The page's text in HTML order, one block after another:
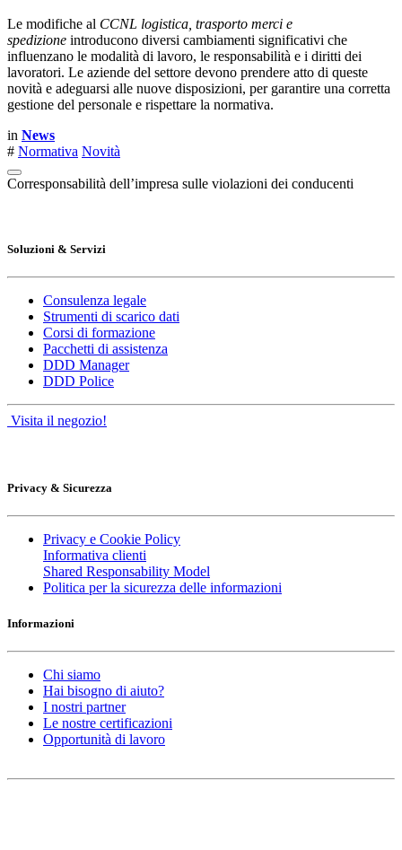
Le modifiche al CCNL logistica, trasporto merci e
spedizione introducono diversi cambiamenti significativi che
influenzano le modalità di lavoro, le responsabilità e i diritti dei
lavoratori. Le aziende del settore devono prendere atto di queste
novità e adeguarsi alle nuove disposizioni, per garantire una corretta
gestione del personale e rispettare la normativa.
in News
# Normativa Novità
Corresponsabilità dell’impresa sulle violazioni dei conducenti
Soluzioni & Servizi
Consulenza legale
Strumenti di scarico dati
Corsi di formazione
Pacchetti di assistenza
DDD Manager
DDD Police
Visita il negozio!
Privacy & Sicurezza
Privacy e Cookie Policy
Informativa clienti
Shared Responsability Model
Politica per la sicurezza delle informazioni
Informazioni
Chi siamo
Hai bisogno di aiuto?
I nostri partner
Le nostre certificazioni
Opportunità di lavoro